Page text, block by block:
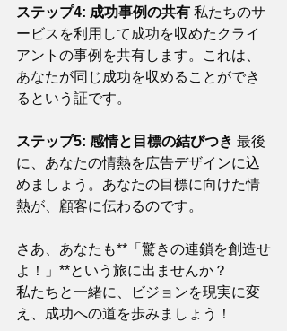
ステップ4: 成功事例の共有 私たちのサ
ービスを利用して成功を収めたクライ
アントの事例を共有します。これは、
あなたが同じ成功を収めることができ
るという証です。
ステップ5: 感情と目標の結びつき 最後
に、あなたの情熱を広告デザインに込
めましょう。あなたの目標に向けた情
熱が、顧客に伝わるのです。
さあ、あなたも**「驚きの連鎖を創造せ
よ！」**という旅に出ませんか？
私たちと一緒に、ビジョンを現実に変
え、成功への道を歩みましょう！